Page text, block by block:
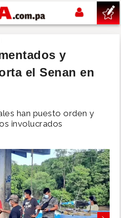
y
el Senan en
han puesto orden y
involucrados